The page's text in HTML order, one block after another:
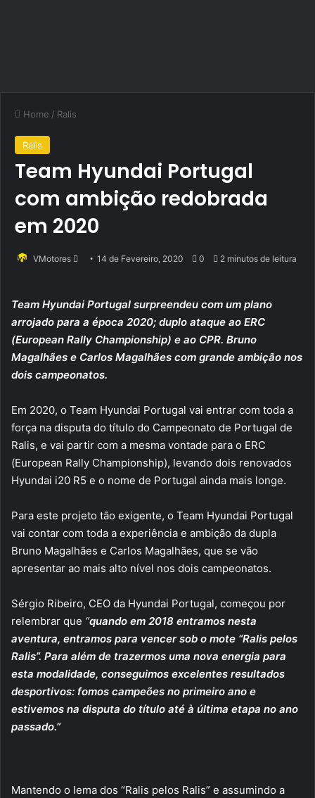
Home / Ralis
Ralis
Team Hyundai Portugal
com ambição redobrada
em 2020
VMotores
Send14 de Fevereiro, 2020 0 2 minutos de leitura
Team Hyundai Portugal surpreendeu com um plano
arrojado para a época 2020; duplo ataque ao ERC
(European Rally Championship) e ao CPR. Bruno
Magalhães e Carlos Magalhães com grande ambição nos
dois campeonatos.
Em 2020, o Team Hyundai Portugal vai entrar com toda a
força na disputa do título do Campeonato de Portugal de
Ralis, e vai partir com a mesma vontade para o ERC
(European Rally Championship), levando dois renovados
Hyundai i20 R5 e o nome de Portugal ainda mais longe.
Para este projeto tão exigente, o Team Hyundai Portugal
vai contar com toda a experiência e ambição da dupla
Bruno Magalhães e Carlos Magalhães, que se vão
apresentar ao mais alto nível nos dois campeonatos.
Sérgio Ribeiro, CEO da Hyundai Portugal, começou por
relembrar que “quando em 2018 entramos nesta
aventura, entramos para vencer sob o mote “Ralis pelos
Ralis”. Para além de trazermos uma nova energia para
esta modalidade, conseguimos excelentes resultados
desportivos: fomos campeões no primeiro ano e
estivemos na disputa do título até à última etapa no ano
passado.”
Mantendo o lema dos “Ralis pelos Ralis” e assumindo a